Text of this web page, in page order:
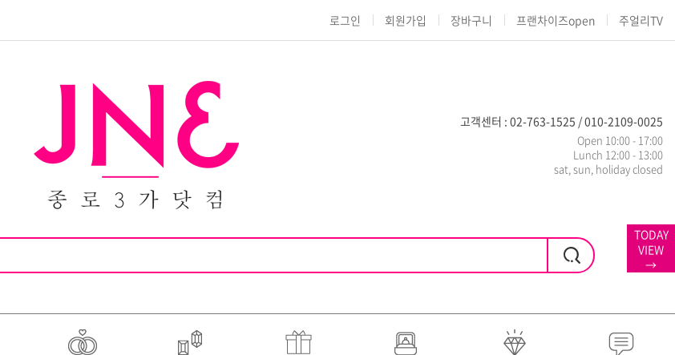
로그인 회원가입 장바구니 프랜차이즈open 주얼리TV
고객센터 : 02-763-1525 / 010-2109-0025
Open 10:00 - 17:00
Lunch 12:00 - 13:00
sat, sun, holiday closed
TODAY
VIEW
→